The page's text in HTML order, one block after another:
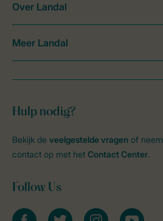
Hulp nodig?
Bekijk de veelgestelde vragen of neem
contact op met het Contact Center.
Follow Us
facebooktwitter instagramyoutube
Over Landal
Meer Landal